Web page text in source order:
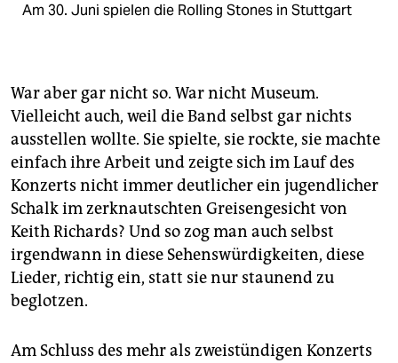
Am 30. Juni spielen die Rolling Stones in Stuttgart
War aber gar nicht so. War nicht Museum.
Vielleicht auch, weil die Band selbst gar nichts
ausstellen wollte. Sie spielte, sie rockte, sie machte
einfach ihre Arbeit und zeigte sich im Lauf des
Konzerts nicht immer deutlicher ein jugendlicher
Schalk im zerknautschten Greisengesicht von
Keith Richards? Und so zog man auch selbst
irgendwann in diese Sehenswürdigkeiten, diese
Lieder, richtig ein, statt sie nur staunend zu
beglotzen.
Am Schluss des mehr als zweistündigen Konzerts